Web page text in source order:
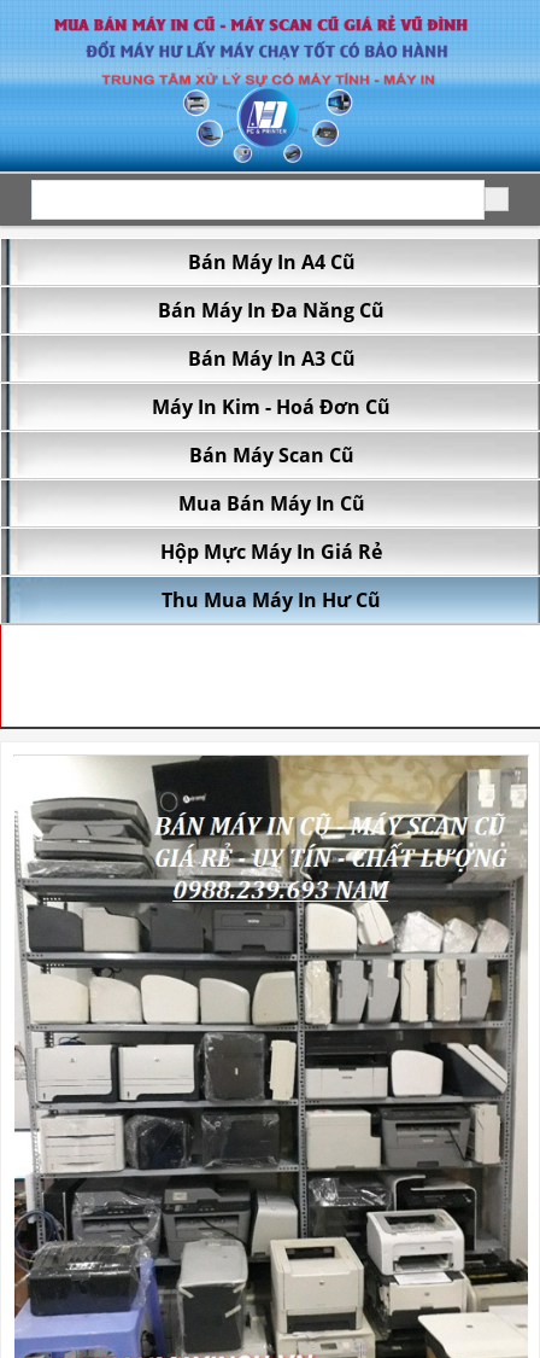
43/13 Đoàn Giỏi, P. Tân Sơn Nhì, TP.HCM
Bán Máy In A4 Cũ
Bán Máy In Đa Năng Cũ
Bán Máy In A3 Cũ
Máy In Kim - Hoá Đơn Cũ
Bán Máy Scan Cũ
Mua Bán Máy In Cũ
Hộp Mực Máy In Giá Rẻ
Thu Mua Máy In Hư Cũ